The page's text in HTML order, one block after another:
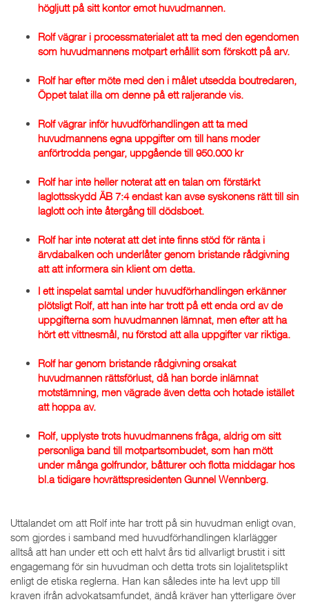
högljutt på sitt kontor emot huvudmannen.
Rolf vägrar i processmaterialet att ta med den egendomen
som huvudmannens motpart erhållit som förskott på arv.
Rolf har efter möte med den i målet utsedda boutredaren,
Öppet talat illa om denne på ett raljerande vis.
Rolf vägrar inför huvudförhandlingen att ta med
huvudmannens egna uppgifter om till hans moder
anförtrodda pengar, uppgående till 950.000 kr
Rolf har inte heller noterat att en talan om förstärkt
laglottsskydd ÄB 7:4 endast kan avse syskonens rätt till sin
laglott och inte återgång till dödsboet.
Rolf har inte noterat att det inte finns stöd för ränta i
ärvdabalken och underlåter genom bristande rådgivning
att att informera sin klient om detta.
I ett inspelat samtal under huvudförhandlingen erkänner
plötsligt Rolf, att han inte har trott på ett enda ord av de
uppgifterna som huvudmannen lämnat, men efter att ha
hört ett vittnesmål, nu förstod att alla uppgifter var riktiga.
Rolf har genom bristande rådgivning orsakat
huvudmannen rättsförlust, då han borde inlämnat
motstämning, men vägrade även detta och hotade istället
att hoppa av.
Rolf, upplyste trots huvudmannens fråga, aldrig om sitt
personliga band till motpartsombudet, som han mött
under många golfrundor, båtturer och flotta middagar hos
bl.a tidigare hovrättspresidenten Gunnel Wennberg.
Uttalandet om att Rolf inte har trott på sin huvudman enligt ovan,
som gjordes i samband med huvudförhandlingen klarlägger
alltså att han under ett och ett halvt års tid allvarligt brustit i sitt
engagemang för sin huvudman och detta trots sin lojalitetsplikt
enligt de etiska reglerna. Han kan således inte ha levt upp till
kraven ifrån advokatsamfundet, ändå kräver han ytterligare över